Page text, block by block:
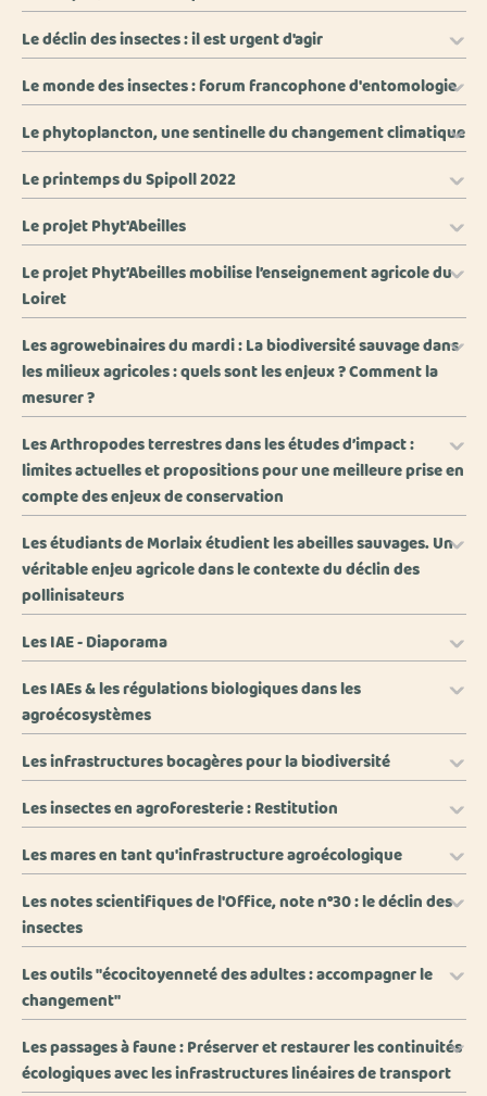
Le déclin des insectes : il est urgent d'agir
Le monde des insectes : forum francophone d'entomologie
Le phytoplancton, une sentinelle du changement climatique
Le printemps du Spipoll 2022
Le projet Phyt'Abeilles
Le projet Phyt’Abeilles mobilise l’enseignement agricole du
Loiret
Les agrowebinaires du mardi : La biodiversité sauvage dans
les milieux agricoles : quels sont les enjeux ? Comment la
mesurer ?
Les Arthropodes terrestres dans les études d’impact :
limites actuelles et propositions pour une meilleure prise en
compte des enjeux de conservation
Les étudiants de Morlaix étudient les abeilles sauvages. Un
véritable enjeu agricole dans le contexte du déclin des
pollinisateurs
Les IAE - Diaporama
Les IAEs & les régulations biologiques dans les
agroécosystèmes
Les infrastructures bocagères pour la biodiversité
Les insectes en agroforesterie : Restitution
Les mares en tant qu'infrastructure agroécologique
Les notes scientifiques de l'Office, note n°30 : le déclin des
insectes
Les outils "écocitoyenneté des adultes : accompagner le
changement"
Les passages à faune : Préserver et restaurer les continuités
écologiques avec les infrastructures linéaires de transport